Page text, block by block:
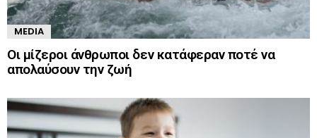
MEDIA
Οι μίζεροι άνθρωποι δεν κατάφεραν ποτέ να
απολαύσουν την ζωή